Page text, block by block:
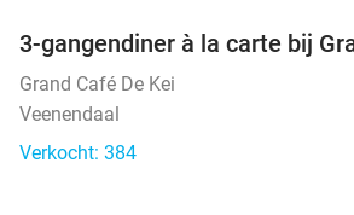
3-gangendiner à la carte bij
Grand Café De Kei
Veenendaal
Verkocht: 384